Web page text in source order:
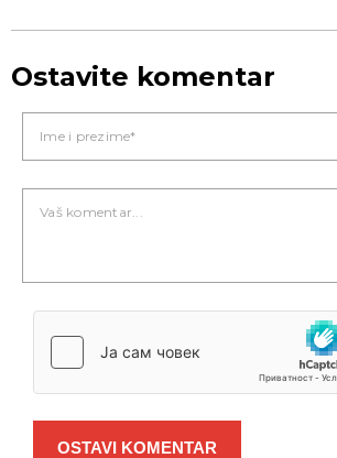
Ostavite komentar
OSTAVI KOMENTAR